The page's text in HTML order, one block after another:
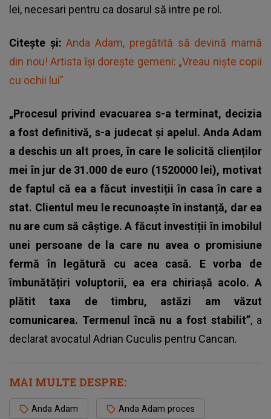
lei, necesari pentru ca dosarul să intre pe rol.
Citește și:Anda Adam, pregătită să devină mamă
din nou! Artista își dorește gemeni: „Vreau niște copii
cu ochii lui”
„Procesul privind evacuarea s-a terminat, decizia
a fost definitivă, s-a judecat și apelul. Anda Adam
a deschis un alt proes, în care le solicită clienților
mei în jur de 31.000 de euro (1520000 lei), motivat
de faptul că ea a făcut investiții în casa în care a
stat. Clientul meu le recunoaște în instanță, dar ea
nu are cum să câștige. A făcut investiții în imobilul
unei persoane de la care nu avea o promisiune
fermă în legătură cu acea casă. E vorba de
îmbunătățiri voluptorii, ea era chiriașă acolo. A
plătit taxa de timbru, astăzi am văzut
comunicarea. Termenul încă nu a fost stabilit”, a
declarat avocatul Adrian Cuculis pentru Cancan.
MAI MULTE DESPRE:
Anda Adam Anda Adam proces